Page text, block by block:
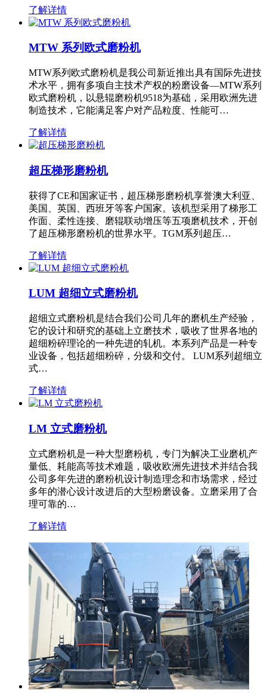
了解详情
MTW 系列欧式磨粉机
MTW系列欧式磨粉机是我公司新近推出具有国际先进技
术水平，拥有多项自主技术产权的粉磨设备—MTW系列
欧式磨粉机，以悬辊磨粉机9518为基础，采用欧洲先进
制造技术，它能满足客户对产品粒度、性能可…
了解详情
超压梯形磨粉机
获得了CE和国家证书，超压梯形磨粉机享誉澳大利亚、
美国、英国、西班牙等客户国家。该机型采用了梯形工
作面、柔性连接、磨辊联动增压等五项磨机技术，开创
了超压梯形磨粉机的世界水平。TGM系列超压…
了解详情
LUM 超细立式磨粉机
超细立式磨粉机是结合我们公司几年的磨机生产经验，
它的设计和研究的基础上立磨技术，吸收了世界各地的
超细粉碎理论的一种先进的轧机。本系列产品是一种专
业设备，包括超细粉碎，分级和交付。 LUM系列超细立
式…
了解详情
LM 立式磨粉机
立式磨粉机是一种大型磨粉机，专门为解决工业磨机产
量低、耗能高等技术难题，吸收欧洲先进技术并结合我
公司多年先进的磨粉机设计制造理念和市场需求，经过
多年的潜心设计改进后的大型粉磨设备。立磨采用了合
理可靠的…
了解详情